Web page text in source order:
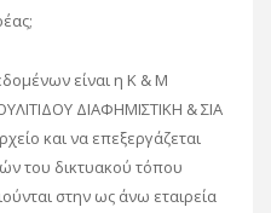
είναι η K & M
ΔΙΑΦΗΜΙΣΤΙΚΗ & ΣΙΑ
και να επεξεργάζεται
του δικτυακού τόπου
στην ως άνω εταιρεία